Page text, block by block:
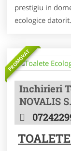
prestigiu in
ecologice
PROMOVAT
Inchirieri
NOVALIS